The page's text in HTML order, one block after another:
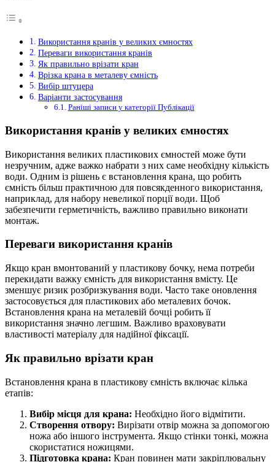
Використання кранів у великих ємностях
Переваги використання кранів
Як правильно врізати кран
Врізка крана в металеву ємність
Вибір штуцера
Варіанти застосування
Раніші записи у категорії Публікації
Використання кранів у великих ємностях
Використання великих пластикових ємностей може бути
незручним, адже важко набрати з них саме необхідну кількість
води. Одним із рішень є встановлення крана, що робить
ємність більш практичною для повсякденного використання,
наприклад, для набору невеликої порції води. Щоб
забезпечити герметичність, важливо правильно виконати
монтаж.
Переваги використання кранів
Якщо кран вмонтований у пластикову бочку, нема потреби
перекидати важку ємність для використання вмісту. Це
зменшує ризик розбризкування води. Часто таке оновлення
застосовується для пластикових або металевих бочок.
Встановлення крана на металевій бочці робить її
використання значно легшим. Важливо враховувати
властивості матеріалу для надійної фіксації.
Як правильно врізати кран
Встановлення крана в пластикову ємність включає кілька
етапів:
Вибір місця для крана: Необхідно його відмітити.
Створення отвору: Вирізати отвір можна за допомогою
ножа або іншого інструмента. Якщо стінки тонкі, можна
скористатися ножицями.
Підготовка крана: Кран повинен мати закріплювальну